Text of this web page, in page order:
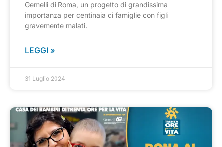
Gemelli di Roma, un progetto di grandissima
importanza per centinaia di famiglie con figli
gravemente malati.
LEGGI »
31 Luglio 2024